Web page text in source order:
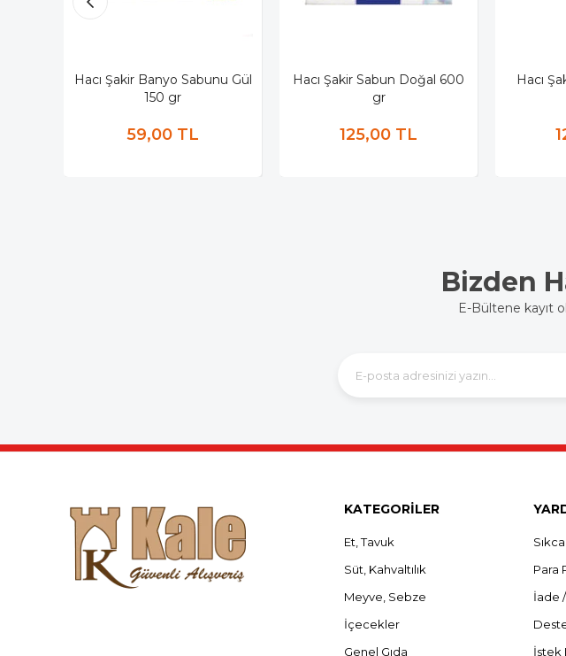
Hacı Şakir Banyo Sabunu Gül
150 gr
59,00 TL
Hacı Şakir Sabun Doğal 600
gr
125,00 TL
Hacı
Bizden
E-Bültene kayıt
KATEGORİLER
Et, Tavuk
Süt, Kahvaltılık
Meyve, Sebze
İçecekler
Genel Gıda
Para
İade
İstek